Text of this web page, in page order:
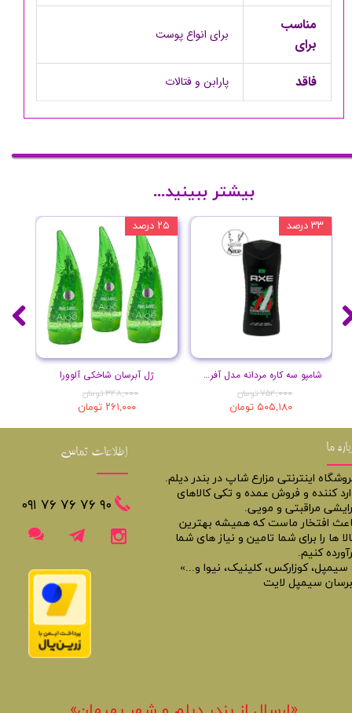
مناسب
برای
برای انواع پوست
فاقد پارابن و فتالات
ژل آبرسان شاخکی آلوورا
۳۴۸,۰۰۰ تومان
۲۶۱,۰۰۰ تومان
۲۵ درصد
شامپو سه کاره مردانه مدل آفریقا حجم 400 میل
۷۵۴,۰۰۰ تومان
۵۰۵,۱۸۰ تومان
۳۳ درصد
بیشتر ببینید...
ما
اینترنتی مزارع شاپ در بندر دیلم.
کننده و فروش عمده و تکی کالاهای
مراقبتی و مویی.
افتخار ماست که همیشه بهترین
ها را برای شما تامین و نیاز های شما
کنیم.
سیمپل، کوزارکس، کلینیک، نیوا و...»
سیمپل لایت
اطلاعات تماس
​​٩٠ ٧۶ ٧۶ ٧۶ ٠٩١